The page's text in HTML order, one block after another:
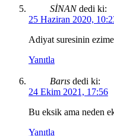
SİNAN dedi ki:
25 Haziran 2020,
Adiyat suresinin
Yanıtla
Barıs dedi ki:
24 Ekim 2021, 17:56
Bu eksik ama neden
Yanıtla